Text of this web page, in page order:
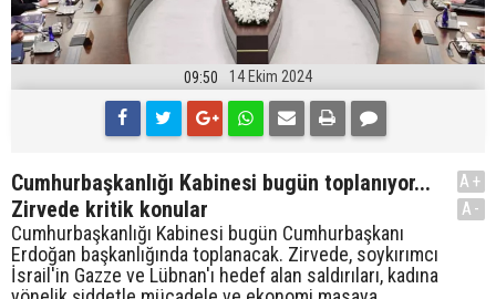
09:50 14 Ekim 2024
Cumhurbaşkanlığı Kabinesi bugün toplanıyor...
Zirvede kritik konular
Cumhurbaşkanlığı Kabinesi bugün Cumhurbaşkanı
Erdoğan başkanlığında toplanacak. Zirvede, soykırımcı
İsrail'in Gazze ve Lübnan'ı hedef alan saldırıları, kadına
A+
A-